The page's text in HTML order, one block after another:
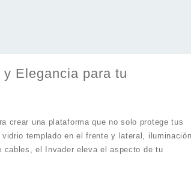
Elegancia para tu
crear una plataforma que no solo protege tus
templado en el frente y lateral, iluminación
cables, el Invader eleva el aspecto de tu